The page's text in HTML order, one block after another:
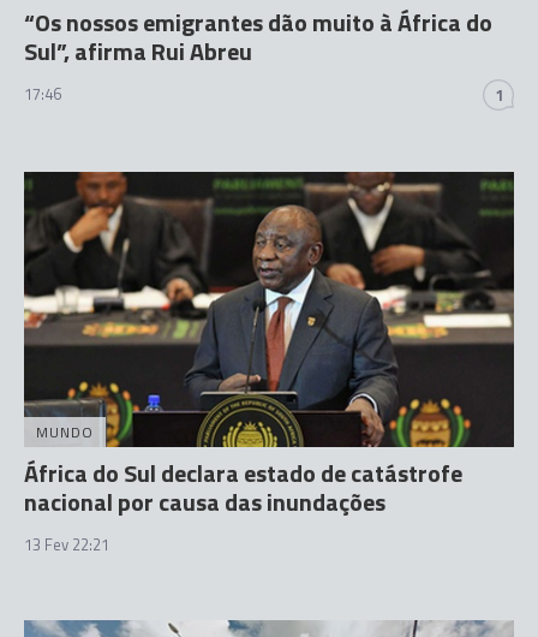
“Os nossos emigrantes dão muito à África do
Sul”, afirma Rui Abreu
17:46 1
MUNDO
África do Sul declara estado de catástrofe
nacional por causa das inundações
13 Fev 22:21